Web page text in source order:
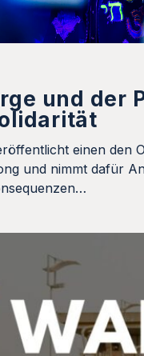
und der
einen den
und nimmt dafür